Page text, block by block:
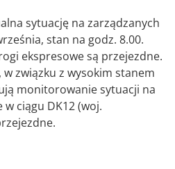
sytuację na zarządzanych
stan na godz. 8.00.
ekspresowe są przejezdne.
w związku z wysokim stanem
monitorowanie sytuacji na
ciągu DK12 (woj.